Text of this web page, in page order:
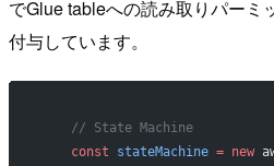
でGlue tableへの読み取りパーミ
付与しています。
    // State Machine
    const
stateMachine = new